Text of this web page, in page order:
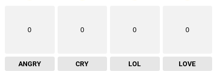
0
ANGRY
0
CRY
0
LOL
0
LOVE